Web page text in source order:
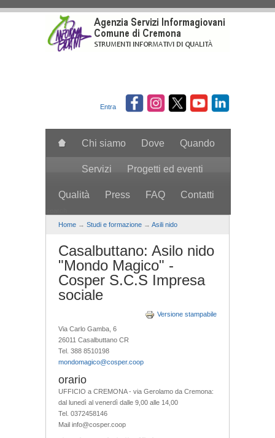
Entra
Chi siamo Dove Quando
Servizi Progetti ed eventi
Qualità Press FAQ Contatti
Home → Studi e formazione → Asili nido
Casalbuttano: Asilo nido
"Mondo Magico" -
Cosper S.C.S Impresa
sociale
Versione stampabile
Via Carlo Gamba, 6
26011 Casalbuttano CR
Tel. 388 8510198
mondomagico@cosper.coop
orario
UFFICIO a CREMONA - via Gerolamo da Cremona:
dal lunedì al venerdì dalle 9,00 alle 14,00
Tel. 0372458146
Mail info@cosper.coop